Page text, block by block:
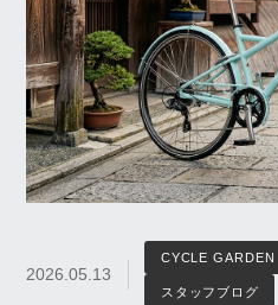
2026.05.13
CYCLE GARDEN
スタッフブログ